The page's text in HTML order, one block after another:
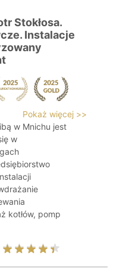
Stokłosa.
Instalacje
Pokaż więcej >>
w Mnichu jest
w
kotłów, pomp